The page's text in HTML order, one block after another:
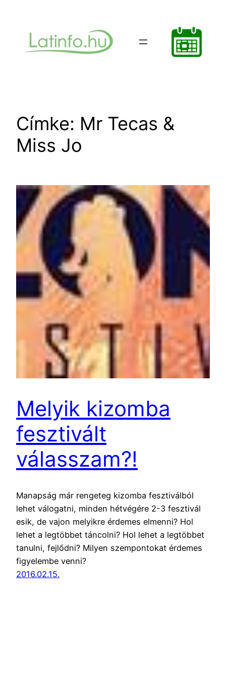
tartalomhoz
Címke: Mr Tecas &
Miss Jo
Melyik kizomba
fesztivált
válasszam?!
Manapság már rengeteg kizomba fesztiválból
lehet válogatni, minden hétvégére 2-3 fesztivál
esik, de vajon melyikre érdemes elmenni? Hol
lehet a legtöbbet táncolni? Hol lehet a legtöbbet
tanulni, fejlődni? Milyen szempontokat érdemes
figyelembe venni?
2016.02.15.